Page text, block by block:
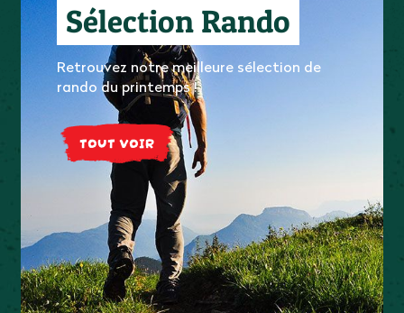
Sélection Rando
Retrouvez notre meilleure sélection de
rando du printemps !
TOUT VOIR